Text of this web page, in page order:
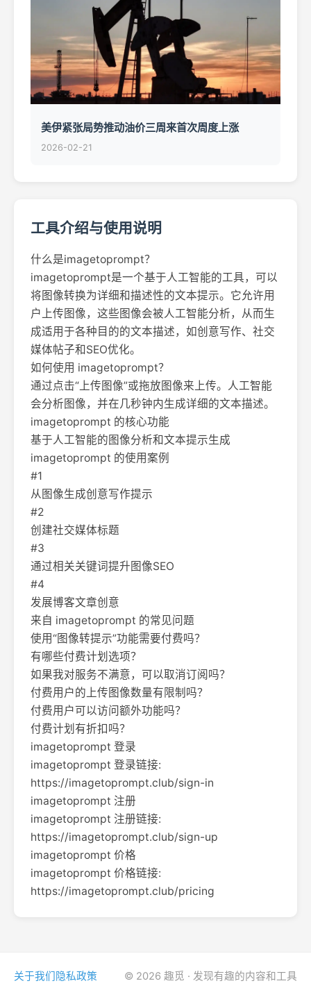
美伊紧张局势推动油价三周来首次周度上涨
2026-02-21
工具介绍与使用说明
什么是imagetoprompt？
imagetoprompt是一个基于人工智能的工具，可以
将图像转换为详细和描述性的文本提示。它允许用
户上传图像，这些图像会被人工智能分析，从而生
成适用于各种目的的文本描述，如创意写作、社交
媒体帖子和SEO优化。
如何使用 imagetoprompt？
通过点击“上传图像”或拖放图像来上传。人工智能
会分析图像，并在几秒钟内生成详细的文本描述。
imagetoprompt 的核心功能
基于人工智能的图像分析和文本提示生成
imagetoprompt 的使用案例
#1
从图像生成创意写作提示
#2
创建社交媒体标题
#3
通过相关关键词提升图像SEO
#4
发展博客文章创意
来自 imagetoprompt 的常见问题
使用“图像转提示”功能需要付费吗？
有哪些付费计划选项？
如果我对服务不满意，可以取消订阅吗？
付费用户的上传图像数量有限制吗？
付费用户可以访问额外功能吗？
付费计划有折扣吗？
imagetoprompt 登录
imagetoprompt 登录链接:
https://imagetoprompt.club/sign-in
imagetoprompt 注册
imagetoprompt 注册链接:
https://imagetoprompt.club/sign-up
imagetoprompt 价格
imagetoprompt 价格链接:
https://imagetoprompt.club/pricing
关于我们 隐私政策 © 2026 趣觅 · 发现有趣的内容和工具